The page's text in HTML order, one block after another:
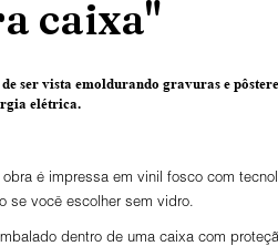
caixa"
ser vista emoldurando gravuras e
elétrica.
é impressa em vinil fosco com
se você escolher sem vidro.
dentro de uma caixa com